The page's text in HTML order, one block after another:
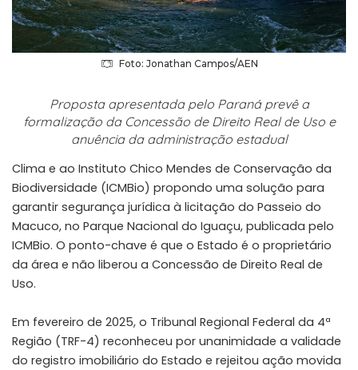
Foto: Jonathan Campos/AEN
Proposta apresentada pelo Paraná prevê a
formalização da Concessão de Direito Real de Uso e
anuência da administração estadual
Clima e ao Instituto Chico Mendes de Conservação da
Biodiversidade (ICMBio) propondo uma solução para
garantir segurança jurídica à licitação do Passeio do
Macuco, no Parque Nacional do Iguaçu, publicada pelo
ICMBio. O ponto-chave é que o Estado é o proprietário
da área e não liberou a Concessão de Direito Real de
Uso.
Em fevereiro de 2025, o Tribunal Regional Federal da 4ª
Região (TRF-4) reconheceu por unanimidade a validade
do registro imobiliário do Estado e rejeitou ação movida